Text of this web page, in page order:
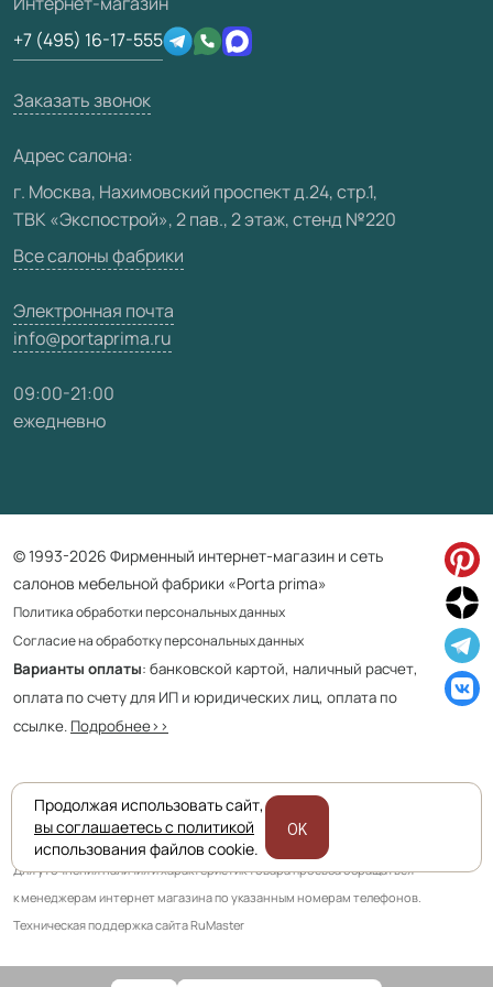
Отзывы клиентов
Техническая информация
Юридическая информация
Сертификаты
Производство
Вакансии
Видео
Карта сайта
+7 (495) 16-17-555
Заказать звонок
Адрес салона:
г. Москва, Нахимовский проспект д.24, стр.1,
ТВК «Экспострой», 2 пав., 2 этаж, стенд №220
Все салоны фабрики
Электронная почта
info@portaprima.ru
09:00-21:00
ежедневно
© 1993-2026 Фирменный интернет-магазин и сеть
салонов мебельной фабрики «Porta prima»
Политика обработки персональных данных
Согласие на обработку персональных данных
Варианты оплаты: банковской картой, наличный расчет,
оплата по счету для ИП и юридических лиц, оплата по
ссылке. Подробнее>>
Приведенная на сайте информация не является публичной офертой
и носит информационно ознакомительный характер.
Для уточнения наличия и характеристик товара просьба обращаться
к менеджерам интернет магазина по указанным номерам телефонов.
Техническая поддержка сайта RuMaster
Продолжая использовать сайт,
вы соглашаетесь с политикой
использования файлов cookie.
OK